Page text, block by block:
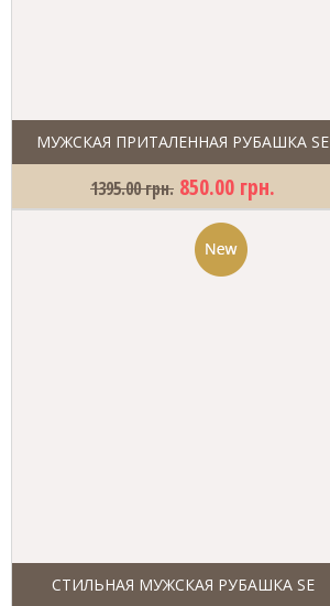
МУЖСКАЯ ПРИТАЛЕННАЯ РУБАШКА SE
1395.00 грн. 850.00 грн.
СТИЛЬНАЯ МУЖСКАЯ РУБАШКА SE